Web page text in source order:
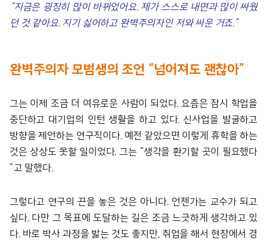
“지금은 굉장히 많이 바뀌었어요. 제가 스스로 내면과 많이 싸웠
던 것 같아요. 지기 싫어하고 완벽주의자인 저와 싸운 거죠.”
완벽주의자 모범생의 조언 “넘어져도 괜찮아”
그는 이제 조금 더 여유로운 사람이 되었다. 요즘은 잠시 학업을
중단하고 대기업의 인턴 생활을 하고 있다. 신사업을 발굴하고
방향을 제언하는 연구직이다. 예전 같았으면 이렇게 휴학을 하는
것은 상상도 못할 일이었다. 그는 “생각을 환기할 곳이 필요했다
”고 말했다.
그렇다고 연구의 끈을 놓은 것은 아니다. 언젠가는 교수가 되고
싶다. 다만 그 목표에 도달하는 길은 조금 느긋하게 생각하고 있
다. 바로 박사 과정을 밟는 것도 좋지만, 취업을 해서 현장에서 경